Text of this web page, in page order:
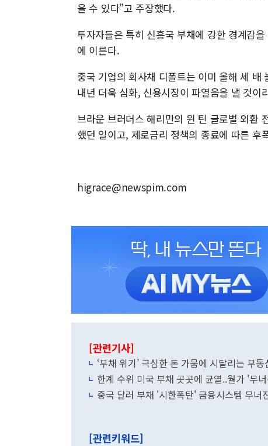
을 수 있다”고 주장했다.
투자자들은 특히 신흥국 부채에 강한 경계감
에 이른다.
중국 기업의 회사채 디폴트는 이미 올해 세
내년 더욱 심화, 신용시장이 파열음을 낼 것이
브라운 브러더스 해리만의 윈 틴 글로벌 외환
했던 일이고, 제로금리 정책의 종료에 따른 후
higrace@newspim.com
[관련기사]
‘부채 위기’ 극심한 돈 가뭄에 시달리는 부
한계 수위 미국 부채 곳곳에 균열..월가 '무
중국 달러 부채 '시한폭탄' 금융시스템 무너
[관련키워드]